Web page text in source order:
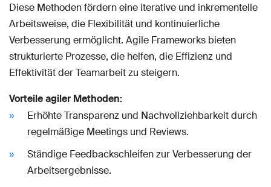
Diese Methoden fördern eine iterative und inkrementelle
Arbeitsweise, die Flexibilität und kontinuierliche
Verbesserung ermöglicht. Agile Frameworks bieten
strukturierte Prozesse, die helfen, die Effizienz und
Effektivität der Teamarbeit zu steigern.
Vorteile agiler Methoden:
Erhöhte Transparenz und Nachvollziehbarkeit durch
regelmäßige Meetings und Reviews.
Ständige Feedbackschleifen zur Verbesserung der
Arbeitsergebnisse.